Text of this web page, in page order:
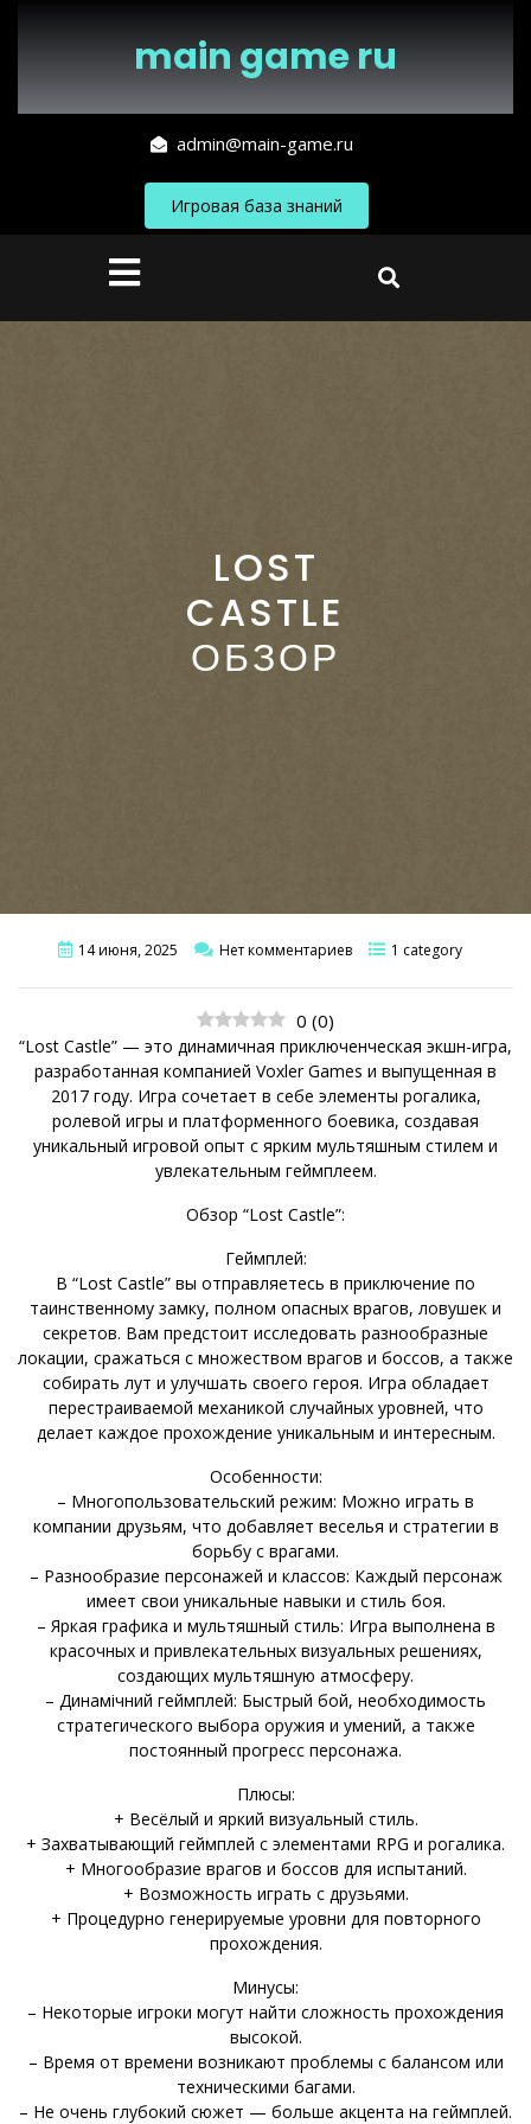
main game ru
admin@main-game.ru
Игровая база знаний
Кнопка
Открыть
LOST
CASTLE
ОБЗОР
14 июня, 2025 Нет комментариев 1 category
0 (0)
“Lost Castle” — это динамичная приключенческая экшн-игра,
разработанная компанией Voxler Games и выпущенная в
2017 году. Игра сочетает в себе элементы рогалика,
ролевой игры и платформенного боевика, создавая
уникальный игровой опыт с ярким мультяшным стилем и
увлекательным геймплеем.
Обзор “Lost Castle”:
Геймплей:
В “Lost Castle” вы отправляетесь в приключение по
таинственному замку, полном опасных врагов, ловушек и
секретов. Вам предстоит исследовать разнообразные
локации, сражаться с множеством врагов и боссов, а также
собирать лут и улучшать своего героя. Игра обладает
перестраиваемой механикой случайных уровней, что
делает каждое прохождение уникальным и интересным.
Особенности:
– Многопользовательский режим: Можно играть в
компании друзьям, что добавляет веселья и стратегии в
борьбу с врагами.
– Разнообразие персонажей и классов: Каждый персонаж
имеет свои уникальные навыки и стиль боя.
– Яркая графика и мультяшный стиль: Игра выполнена в
красочных и привлекательных визуальных решениях,
создающих мультяшную атмосферу.
– Динамічний геймплей: Быстрый бой, необходимость
стратегического выбора оружия и умений, а также
постоянный прогресс персонажа.
Плюсы:
+ Весёлый и яркий визуальный стиль.
+ Захватывающий геймплей с элементами RPG и рогалика.
+ Многообразие врагов и боссов для испытаний.
+ Возможность играть с друзьями.
+ Процедурно генерируемые уровни для повторного
прохождения.
Минусы:
– Некоторые игроки могут найти сложность прохождения
высокой.
– Время от времени возникают проблемы с балансом или
техническими багами.
– Не очень глубокий сюжет — больше акцента на геймплей.